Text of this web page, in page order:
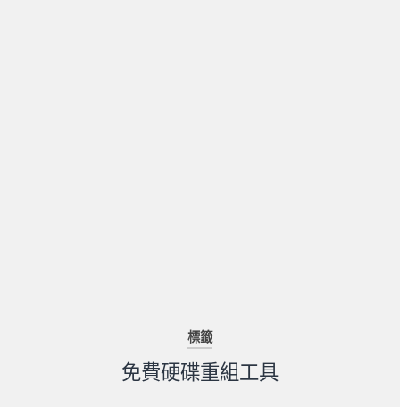
標籤
免費硬碟重組工具